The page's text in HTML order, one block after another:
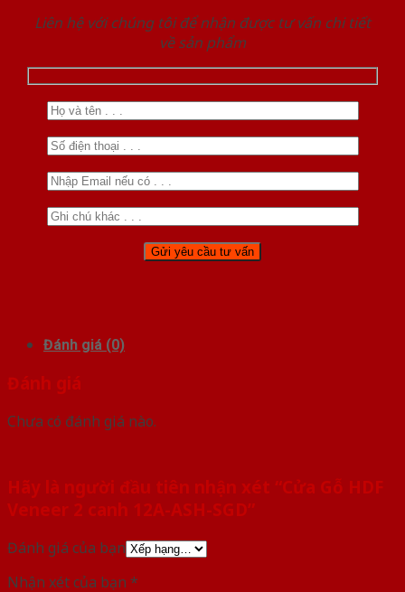
Liên hệ với chúng tôi để nhận được tư vấn chi tiết
về sản phẩm
Đánh giá (0)
Đánh giá
Chưa có đánh giá nào.
Hãy là người đầu tiên nhận xét “Cửa Gỗ HDF
Veneer 2 canh 12A-ASH-SGD”
Đánh giá của bạn
Nhận xét của bạn *